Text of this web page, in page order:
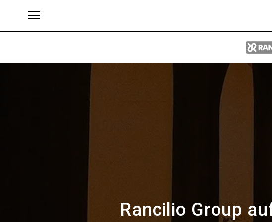
Rancilio Group
Marke